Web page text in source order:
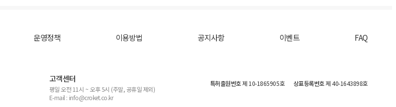
운영정책 이용방법 공지사항 이벤트 FAQ
고객센터
평일 오전 11시 ~ 오후 5시 (주말, 공휴일 제외)
E-mail : info@croket.co.kr
특허출원번호제 10-1865905호 상표등록번호제 40-1643898호